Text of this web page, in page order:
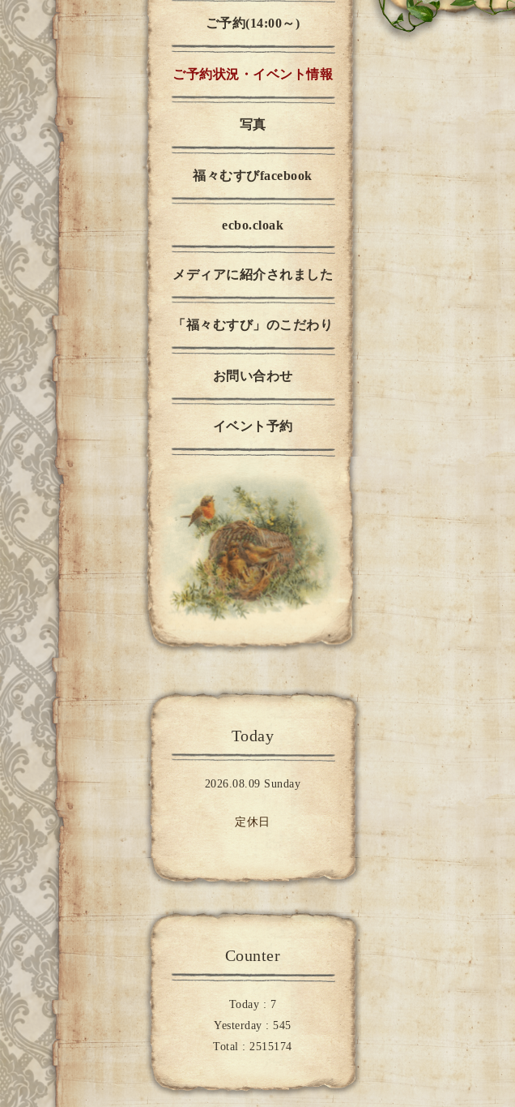
ご予約(14:00～)
ご予約状況・イベント情報
写真
福々むすびfacebook
ecbo.cloak
メディアに紹介されました
「福々むすび」のこだわり
お問い合わせ
イベント予約
Today
2026.08.09 Sunday
定休日
Counter
Today : 7
Yesterday :545
Total : 2515174